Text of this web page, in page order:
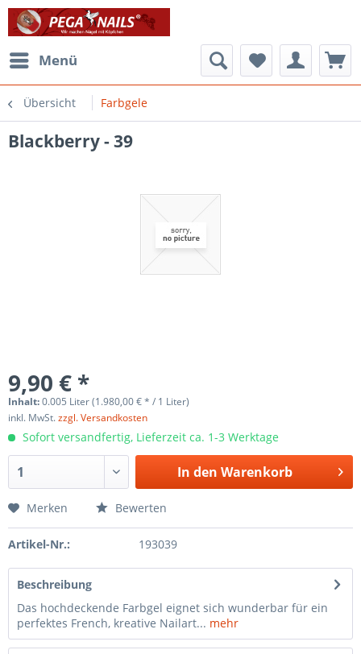
Menü
Übersicht Farbgele
Blackberry - 39
9,90 € *
Inhalt:0.005 Liter (1.980,00 € * / 1 Liter)
inkl. MwSt.zzgl. Versandkosten
Sofort versandfertig, Lieferzeit ca. 1-3 Werktage
In den Warenkorb
Merken Bewerten
Artikel-Nr.: 193039
Beschreibung
Das hochdeckende Farbgel eignet sich wunderbar für ein
perfektes French, kreative Nailart... mehr